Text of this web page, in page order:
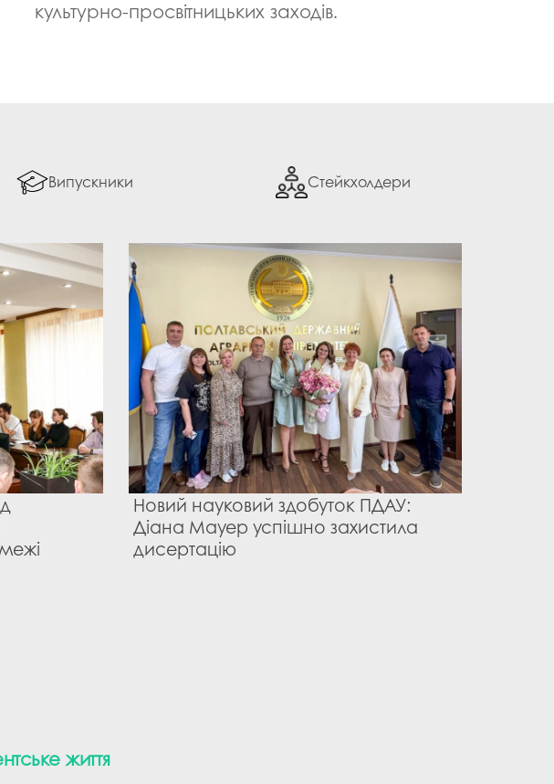
госпдоговірних робіт (послуг)
культурно‑просвітницьких заходів.
Випускники Стейкхолдери
Новий науковий здобуток ПДАУ:
Діана Мауер успішно захистила
дисертацію
життя